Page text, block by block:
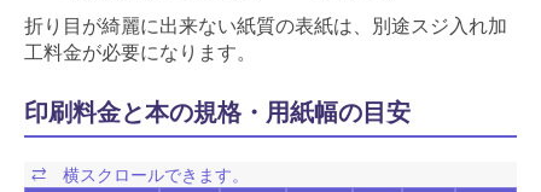
折り目が綺麗に出来ない紙質の表紙は、別途スジ入れ加
工料金が必要になります。
印刷料金と本の規格・用紙幅の目安